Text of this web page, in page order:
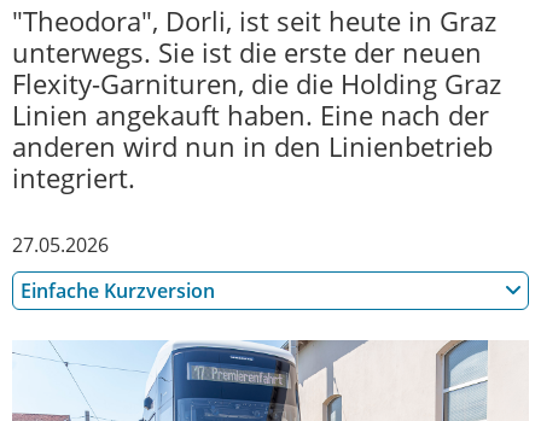
"Theodora", Dorli, ist seit heute in Graz
unterwegs. Sie ist die erste der neuen
Flexity-Garnituren, die die Holding Graz
Linien angekauft haben. Eine nach der
anderen wird nun in den Linienbetrieb
integriert.
27.05.2026
Einfache Kurzversion